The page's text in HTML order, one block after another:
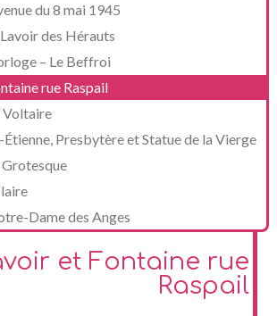
du 8 mai 1945
des Hérauts
– Le Beffroi
rue Raspail
Voltaire
Presbytère et Statue de la Vierge
Dame des Anges
et Fontaine rue
Raspail